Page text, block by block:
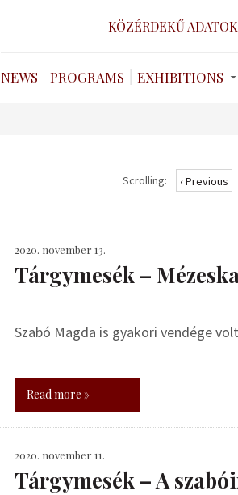
KÖZÉRDEKŰ ADATOK
NEWS PROGRAMS EXHIBITIONS
Scrolling: ‹ Previous
2020. november 13.
Tárgymesék –
Szabó Magda is gyakori vendége
Read more »
2020. november 11.
Tárgymesék – A